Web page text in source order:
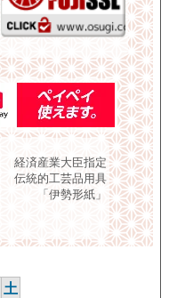
経済産業大臣指定
伝統的工芸品用具
「伊勢形紙」
土